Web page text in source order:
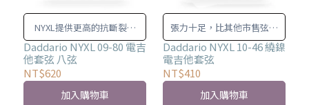
NYXL提供更高的抗斷裂強
度、增強調音穩定性和突出
的中頻音調。
Daddario NYXL 09-80 電吉
他套弦 八弦
NT$620
加入購物車
張力十足，比其他市售弦強
大 20% 至 40%！
Daddario NYXL 10-46 繞鎳
電吉他套弦
NT$410
加入購物車